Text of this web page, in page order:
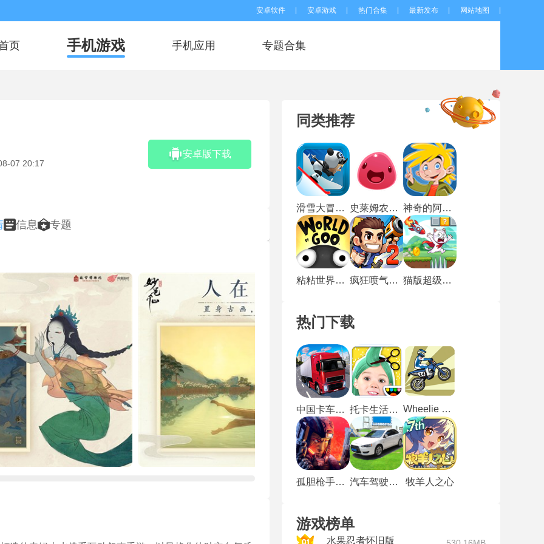
安卓软件 安卓游戏 热门合集 最新发布 网站地图
页 手机游戏 手机应用 专题合集
07 20:17
安卓版下载
信息 专题
同类推荐
滑雪大冒险无广告版 史莱姆农场手机版 神奇的阿力中文版
粘粘世界手机版 疯狂喷气机2内置mod菜单版 猫版超级玛丽
热门下载
中国卡车之星 托卡生活我的发廊 Wheelie Challenge
孤胆枪手2中文版 汽车驾驶模拟器安卓版 牧羊人之心
游戏榜单
水果忍者怀旧版